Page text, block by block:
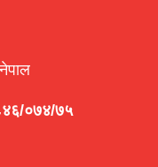
०७४/७५